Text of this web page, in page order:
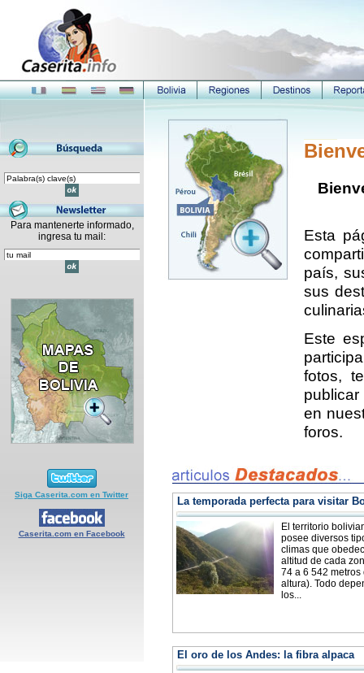
Para mantenerte informado,
ingresa tu mail:
Siga Caserita.com en Twitter
Caserita.com en Facebook
Esta
país,
sus
Este
fotos,
en
foros.
La temporada perfecta para visitar
El territorio
posee diversos
climas que
altitud de cada
74 a 6 542 metros
altura). Todo
los...
El oro de los Andes: la fibra alpaca